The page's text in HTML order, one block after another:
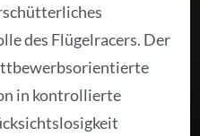
des Flügelracers. Der
in kontrollierte